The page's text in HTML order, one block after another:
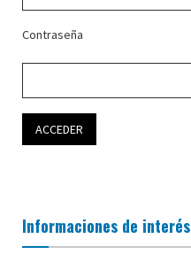
Contraseña
Informaciones de interés